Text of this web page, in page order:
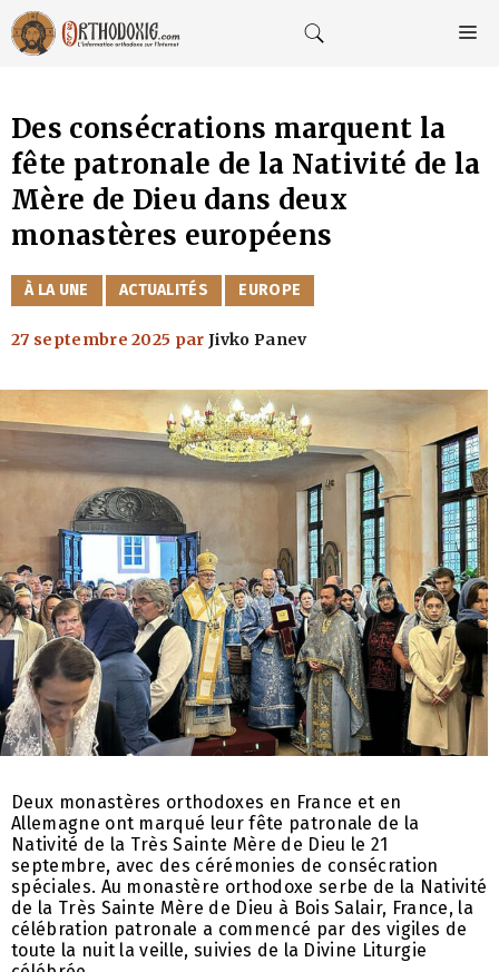
Aller
au
contenu
Des consécrations marquent la
fête patronale de la Nativité de la
Mère de Dieu dans deux
monastères européens
CATÉGORIES
À LA UNE ACTUALITÉS EUROPE
27 septembre 2025 parJivko Panev
Deux monastères orthodoxes en France et en
Allemagne ont marqué leur fête patronale de la
Nativité de la Très Sainte Mère de Dieu le 21
septembre, avec des cérémonies de consécration
spéciales. Au monastère orthodoxe serbe de la Nativité
de la Très Sainte Mère de Dieu à Bois Salair, France, la
célébration patronale a commencé par des vigiles de
toute la nuit la veille, suivies de la Divine Liturgie